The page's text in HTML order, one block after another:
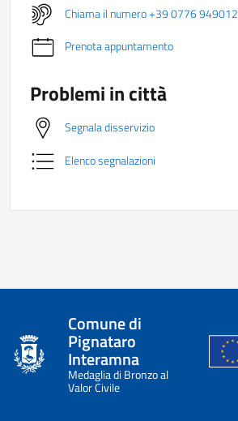
Chiama il numero +39 0776 949012
Prenota appuntamento
Problemi in città
Segnala disservizio
Elenco segnalazioni
Comune di
Pignataro
Interamna
Medaglia di Bronzo al
Valor Civile